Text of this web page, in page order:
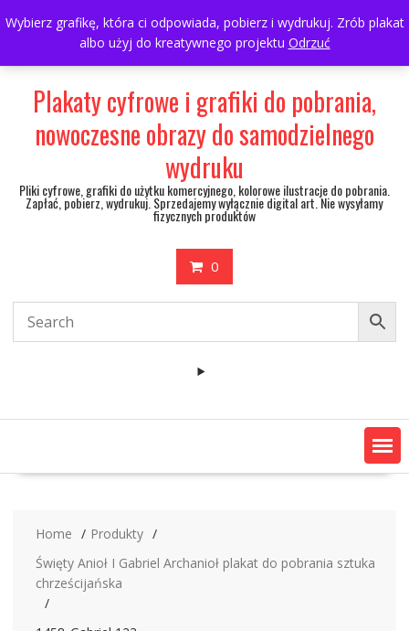
Wybierz grafikę, która ci odpowiada, pobierz i wydrukuj. Zrób plakat
albo użyj do kreatywnego projektu Odrzuć
to
697063361
walulik@gmail.com
My Account
Plakaty cyfrowe i grafiki do pobrania,
nowoczesne obrazy do samodzielnego
wydruku
Pliki cyfrowe, grafiki do użytku komercyjnego, kolorowe ilustracje do pobrania.
Zapłać, pobierz, wydrukuj. Sprzedajemy wyłącznie digital art. Nie wysyłamy
fizycznych produktów
0
Home
Produkty
Święty Anioł I Gabriel Archanioł plakat do pobrania sztuka
chrześcijańska